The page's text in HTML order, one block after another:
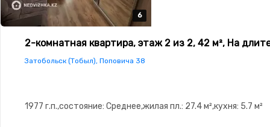
6
6
6
6
6
2-комнатная квартира, этаж 2 из 2, 42 м², На
Затобольск (Тобыл), Поповича 38
1977 г.п.,состояние: Среднее,жилая пл.: 27.4 м²,кухня: 5.7 м²